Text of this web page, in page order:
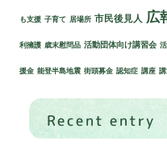
も支援 子育て 居場所 市民後見人 広
利擁護 歳末慰問品 活動団体向け講習会
援金 能登半島地震 街頭募金 認知症 講座
Recent entry